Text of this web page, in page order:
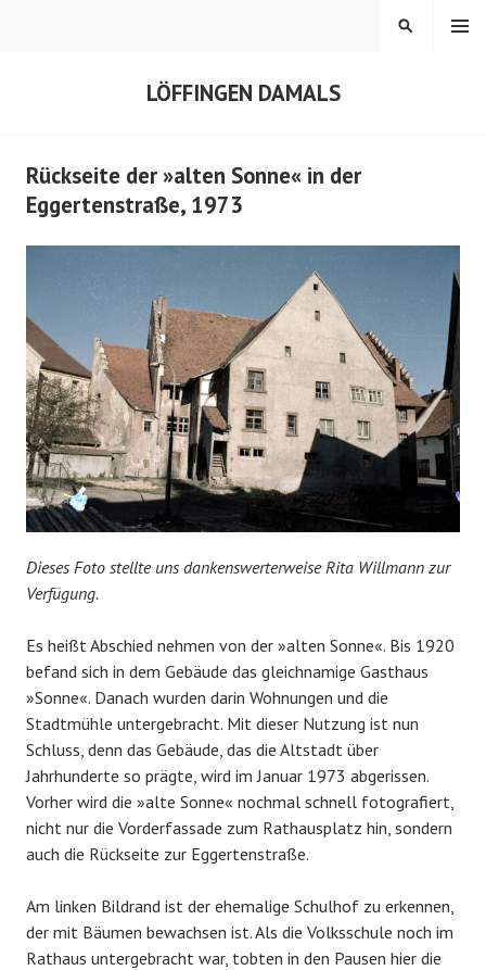
LÖFFINGEN DAMALS
MENÜ
SUCHEN
Rückseite der »alten Sonne« in der
Eggertenstraße, 1973
Dieses Foto stellte uns dankenswerterweise Rita Willmann zur
Verfügung.
Es heißt Abschied nehmen von der »alten Sonne«. Bis 1920
befand sich in dem Gebäude das gleichnamige Gasthaus
»Sonne«. Danach wurden darin Wohnungen und die
Stadtmühle untergebracht. Mit dieser Nutzung ist nun
Schluss, denn das Gebäude, das die Altstadt über
Jahrhunderte so prägte, wird im Januar 1973 abgerissen.
Vorher wird die »alte Sonne« nochmal schnell fotografiert,
nicht nur die Vorderfassade zum Rathausplatz hin, sondern
auch die Rückseite zur Eggertenstraße.
Am linken Bildrand ist der ehemalige Schulhof zu erkennen,
der mit Bäumen bewachsen ist. Als die Volksschule noch im
Rathaus untergebracht war, tobten in den Pausen hier die